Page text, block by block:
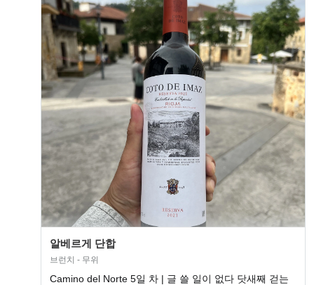
알베르게 단합
브런치 - 무위
Camino del Norte 5일 차 | 글 쓸 일이 없다 닷새째 걷는